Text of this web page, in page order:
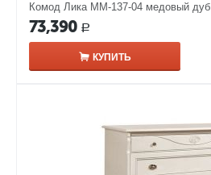
Комод Лика ММ-137-04 медовый дуб
73,390 Р
КУПИТЬ